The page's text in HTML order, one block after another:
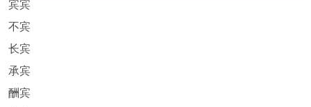
宾宾
不宾
长宾
承宾
酬宾